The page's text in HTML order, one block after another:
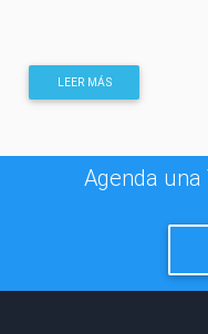
LEER MÁS
Agenda una